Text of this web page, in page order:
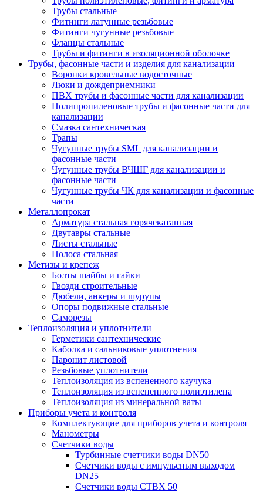
Трубы стальные
Фитинги латунные резьбовые
Фитинги чугунные резьбовые
Фланцы стальные
Трубы и фитинги в изоляционной оболочке
Трубы, фасонные части и изделия для канализации
Воронки кровельные водосточные
Люки и дождеприемники
ПВХ трубы и фасонные части для канализации
Полипропиленовые трубы и фасонные части для
канализации
Смазка сантехническая
Трапы
Чугунные трубы SML для канализации и
фасонные части
Чугунные трубы ВЧШГ для канализации и
фасонные части
Чугунные трубы ЧК для канализации и фасонные
части
Металлопрокат
Арматура стальная горячекатанная
Двутавры стальные
Листы стальные
Полоса стальная
Метизы и крепеж
Болты шайбы и гайки
Гвозди строительные
Дюбели, анкеры и шурупы
Опоры подвижные стальные
Саморезы
Теплоизоляция и уплотнители
Герметики сантехнические
Каболка и сальниковые уплотнения
Паронит листовой
Резьбовые уплотнители
Теплоизоляция из вспененного каучука
Теплоизоляция из вспененного полиэтилена
Теплоизоляция из минеральной ваты
Приборы учета и контроля
Комплектующие для приборов учета и контроля
Манометры
Счетчики воды
Турбинные счетчики воды DN50
Счетчики воды с импульсным выходом
DN25
Счетчики воды СТВХ 50